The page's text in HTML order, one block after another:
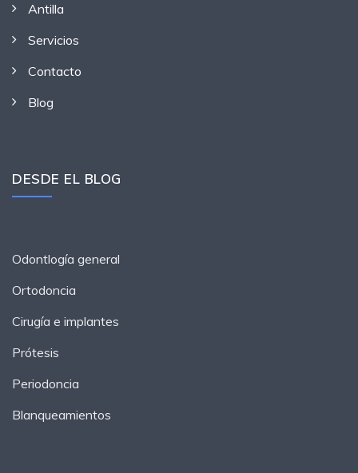
Antilla
Servicios
Contacto
Blog
DESDE EL BLOG
Odontlogía general
Ortodoncia
Cirugía e implantes
Prótesis
Periodoncia
Blanqueamientos